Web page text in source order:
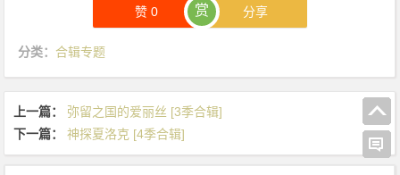
赞0 赏 分享
分类： 合辑专题
上一篇：
弥留之国的爱丽丝 [3季合辑]
下一篇：
神探夏洛克 [4季合辑]